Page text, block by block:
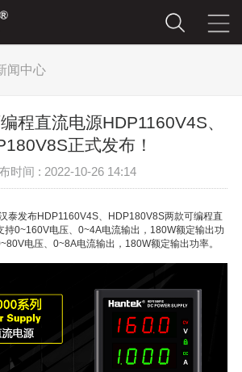
闻中心
程直流电源HDP1160V4S、
正式发布！
时间 : 2022-10-26 14:14
泰发布HDP1160V4S、HDP180V8S两款可编程直
持0~160V电压、0~4A电流输出，180W额定输出功
电压、0~8A电流输出，180W额定输出功率。